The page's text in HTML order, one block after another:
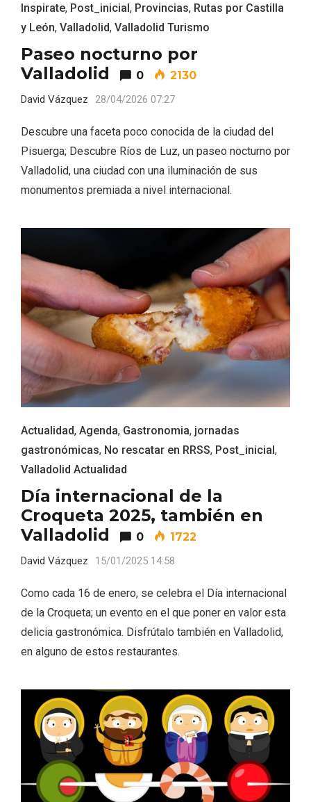
Inspirate, Post_inicial, Provincias, Rutas por Castilla
y León, Valladolid, Valladolid Turismo
Paseo nocturno por
Valladolid
0 2130
David Vázquez 28/04/2026 07:27
Descubre una faceta poco conocida de la ciudad del
Pisuerga; Descubre Ríos de Luz, un paseo nocturno por
Valladolid, una ciudad con una iluminación de sus
monumentos premiada a nivel internacional.
Actualidad, Agenda, Gastronomia, jornadas
gastronómicas, No rescatar en RRSS, Post_inicial ,
Valladolid Actualidad
Día internacional de la
Croqueta 2025, también en
Valladolid
0 1722
David Vázquez 15/01/2025 14:58
Como cada 16 de enero, se celebra el Día internacional
de la Croqueta; un evento en el que poner en valor esta
delicia gastronómica. Disfrútalo también en Valladolid,
en alguno de estos restaurantes.
Serrada
La zonificación como recurso turístico
de la Ruta del Vino de Rueda
IV Edición del Festival de Narración Oral,